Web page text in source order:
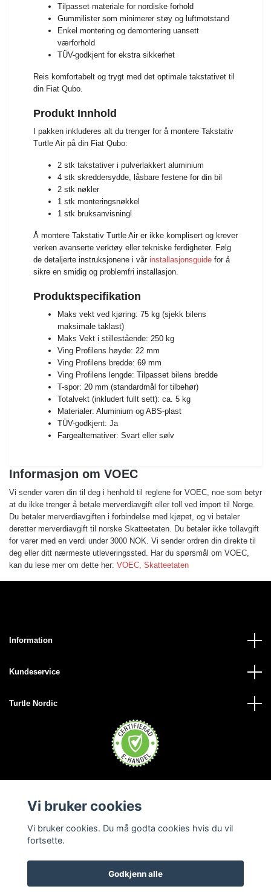
Tilpasset materiale for nordiske forhold
Gummilister som minimerer støy og luftmotstand
Enkel montering og demontering uansett
værforhold
TÜV-godkjent for ekstra sikkerhet
Reis komfortabelt og trygt med det optimale takstativet til
din Fiat Qubo.
Produkt Innhold
I pakken inkluderes alt du trenger for å montere Takstativ
Turtle Air på din Fiat Qubo:
2 stk takstativer i pulverlakkert aluminium
4 stk skreddersydde, låsbare festene for din bil
2 stk nøkler
1 stk monteringsnøkkel
1 stk bruksanvisningl
Å montere Takstativ Turtle Air er ikke komplisert og krever
verken avanserte verktøy eller tekniske ferdigheter. Følg
de detaljerte instruksjonene i vår installasjonsguide for å
sikre en smidig og problemfri installasjon.
Produktspecifikation
Maks vekt ved kjøring: 75 kg (sjekk bilens
maksimale taklast)
Maks Vekt i stillestående: 250 kg
Ving Profilens høyde: 22 mm
Ving Profilens bredde: 69 mm
Ving Profilens lengde: Tilpasset bilens bredde
T-spor: 20 mm (standardmål for tilbehør)
Totalvekt (inkludert fullt sett): ca. 5 kg
Materialer: Aluminium og ABS-plast
TÜV-godkjent: Ja
Fargealternativer: Svart eller sølv
Informasjon om VOEC
Vi sender varen din til deg i henhold til reglene for VOEC, noe som betyr
at du ikke trenger å betale merverdiavgift eller toll ved import til Norge.
Du betaler merverdiavgiften i forbindelse med kjøpet, og vi betaler
deretter merverdiavgift til norske Skatteetaten. Du betaler ikke tollavgift
for varer med en verdi under 3000 NOK. Vi sender ordren din direkte til
deg eller ditt nærmeste utleveringssted. Har du spørsmål om VOEC,
kan du lese mer om dette her: VOEC, Skatteetaten
Information
Kundeservice
Turtle Nordic
Vi bruker cookies
Vi bruker cookies. Du må godta cookies hvis du vil
fortsette.
Godkjenn alle